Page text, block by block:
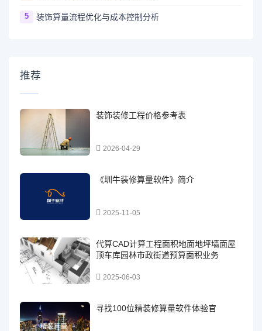
5 装饰算量流程优化与成本控制分析
推荐
装饰装修工程价格参考表
2026-04-29
《圳牛装修算量软件》简介
2025-11-05
代算CAD计算工程面积地面地坪墙面屋
顶车库园林市政街道预算面积业务
2025-06-03
寻找100位精装修算量软件体验官